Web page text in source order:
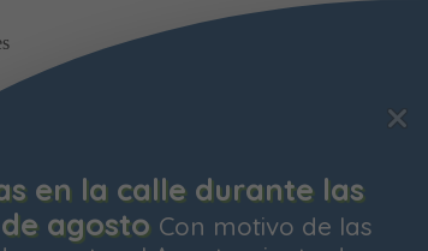
en la calle durante las
agosto Con motivo de las